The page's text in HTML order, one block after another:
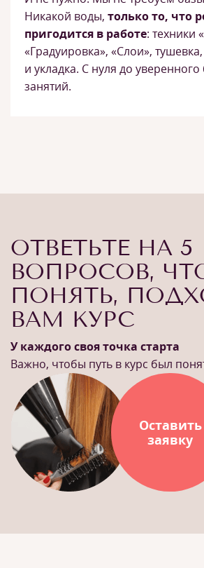
Никакой воды, только то, что
пригодится в работе: техники
«Градуировка», «Слои»,
и укладка. С нуля до
занятий.
ОТВЕТЬТЕ НА 5
ВОПРОСОВ,
ПОНЯТЬ,
ВАМ КУРС
У каждого своя точка старта
Важно, чтобы путь в курс был
Оставить
заявку